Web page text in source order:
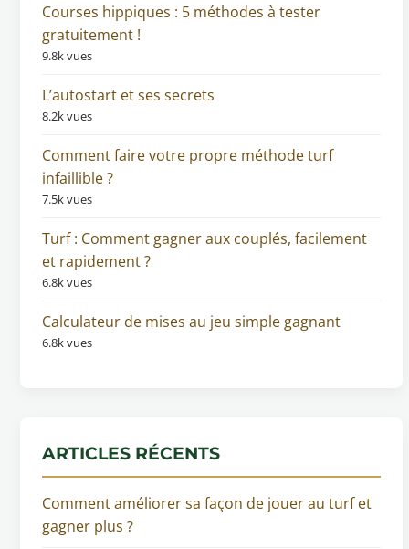
Courses hippiques : 5 méthodes à tester
gratuitement !
9.8k vues
L’autostart et ses secrets
8.2k vues
Comment faire votre propre méthode turf
infaillible ?
7.5k vues
Turf : Comment gagner aux couplés, facilement
et rapidement ?
6.8k vues
Calculateur de mises au jeu simple gagnant
6.8k vues
ARTICLES RÉCENTS
Comment améliorer sa façon de jouer au turf et
gagner plus ?